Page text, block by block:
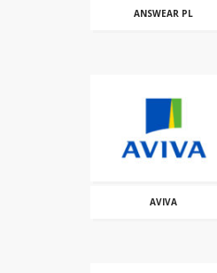
ANSWEAR PL
AVIVA